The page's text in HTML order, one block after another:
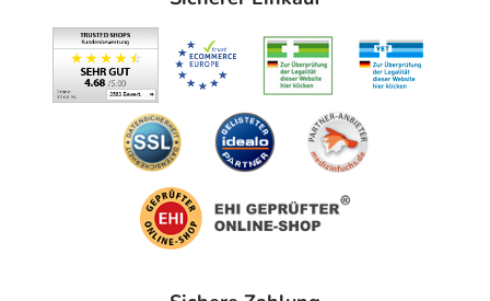
Enthält 30 Vol.-% Alkohol
Bitte verwenden Sie dieses Arzneimittel nicht mehr nach
dem auf der Packung oder der Umverpackung
angegebenen Verfallsdatum. Das Verfallsdatum bezieht
sich auf den letzten Tag des angegebenen Monats.
100ml enthalten: 5 ml Acidum